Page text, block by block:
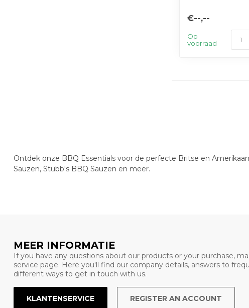
€--,--
Op
voorraad
Ontdek onze BBQ Essentials voor de perfecte Britse en
Sauzen, Stubb's BBQ Sauzen en meer.
MEER INFORMATIE
If you have any questions about our products or your purchase,
service page. Here you'll find our company details, answers to
different ways to get in touch with us.
KLANTENSERVICE REGISTER AN ACCOUNT